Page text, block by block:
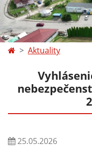
Aktuality
25.05.2026